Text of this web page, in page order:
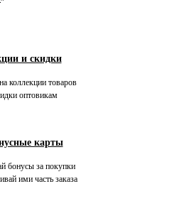
и скидки
коллекции товаров
оптовикам
карты
бонусы за покупки
ими часть заказа